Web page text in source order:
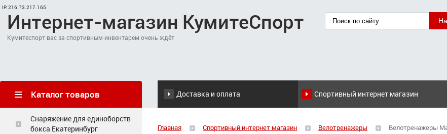
IP: 216.73.217.165
Интернет-магазин КумитеСпорт
Кумитеспорт вас за спортивным инвентарем очень ждёт
Каталог товаров Доставка и оплата Спортивный интернет магазин
Снаряжение для единоборств
бокса Екатеринбург
Главная Спортивный интернет магазин Велотренажеры Велотренажеры